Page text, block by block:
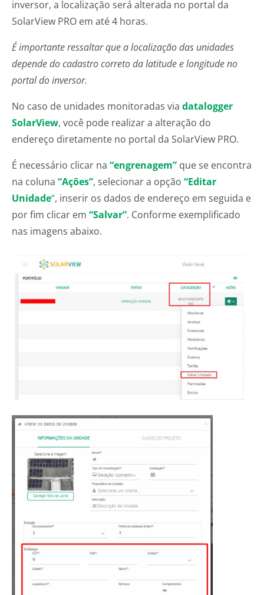
inversor, a localização será alterada no portal da
SolarView PRO em até 4 horas.
É importante ressaltar que a localização das unidades
depende do cadastro correto da latitude e longitude no
portal do inversor.
No caso de unidades monitoradas via datalogger
SolarView, você pode realizar a alteração do
endereço diretamente no portal da SolarView PRO.
É necessário clicar na “engrenagem” que se encontra
na coluna “Ações”, selecionar a opção “Editar
Unidade“, inserir os dados de endereço em seguida e
por fim clicar em “Salvar”. Conforme exemplificado
nas imagens abaixo.